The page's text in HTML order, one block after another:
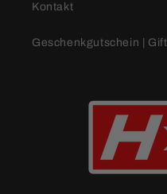
Kontakt
Geschenkgutschein |